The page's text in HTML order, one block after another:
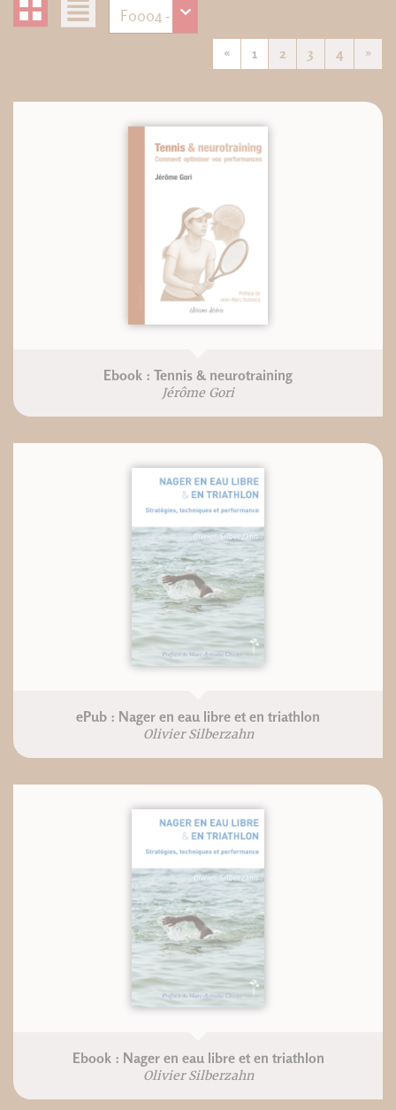
« 1 2 3 4 »
Ebook : Tennis & neurotraining
Jérôme Gori
ePub : Nager en eau libre et en triathlon
Olivier Silberzahn
Ebook : Nager en eau libre et en triathlon
Olivier Silberzahn